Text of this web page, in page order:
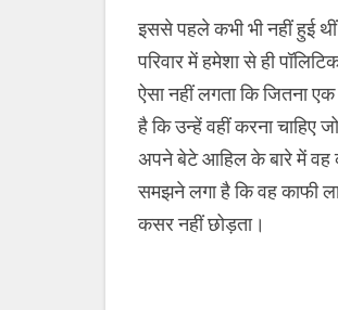
इससे पहले कभी भी नहीं हुई
परिवार में हमेशा से ही
ऐसा नहीं लगता कि जितना
है कि उन्हें वहीं करना चाहिए
अपने बेटे आहिल के बारे में वह
समझने लगा है कि वह काफी
कसर नहीं छोड़ता।